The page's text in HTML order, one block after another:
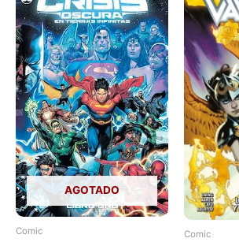
AGOTADO
Comic
producto
tiene
múltiples
variantes.
Las
opciones
se
pueden
elegir
en
la
página
de
productoComic